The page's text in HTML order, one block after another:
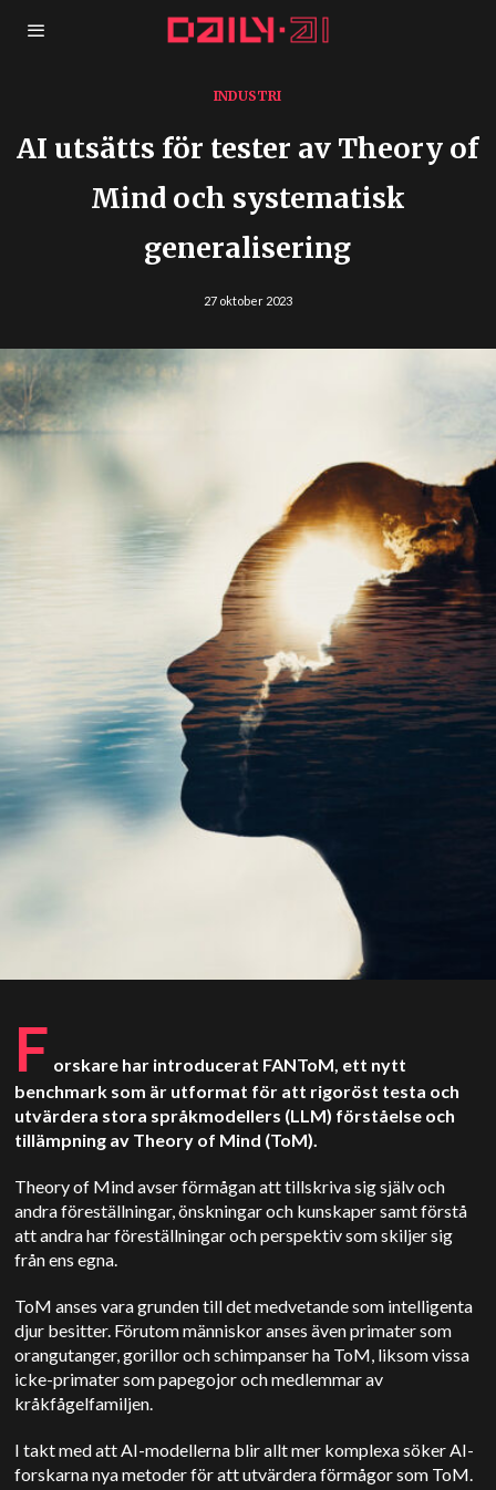
INDUSTRI
AI utsätts för tester av Theory of
Mind och systematisk
generalisering
27 oktober 2023
F orskare har introducerat FANToM, ett nytt
benchmark som är utformat för att rigoröst testa och
utvärdera stora språkmodellers (LLM) förståelse och
tillämpning av Theory of Mind (ToM).
Theory of Mind avser förmågan att tillskriva sig själv och
andra föreställningar, önskningar och kunskaper samt förstå
att andra har föreställningar och perspektiv som skiljer sig
från ens egna.
ToM anses vara grunden till det medvetande som intelligenta
djur besitter. Förutom människor anses även primater som
orangutanger, gorillor och schimpanser ha ToM, liksom vissa
icke-primater som papegojor och medlemmar av
kråkfågelfamiljen.
I takt med att AI-modellerna blir allt mer komplexa söker AI-
forskarna nya metoder för att utvärdera förmågor som ToM.